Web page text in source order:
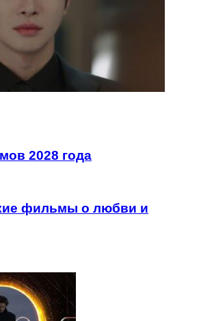
2028 года
фильмы о любви и